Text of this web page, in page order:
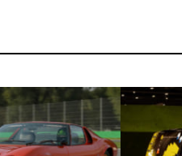
ケータハム
ー
ロータス